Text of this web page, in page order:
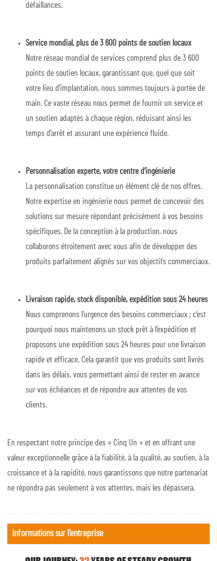
défaillances.
Service mondial, plus de 3 600 points de soutien locaux
Notre réseau mondial de services comprend plus de 3 600
points de soutien locaux, garantissant que, quel que soit
votre lieu d’implantation, nous sommes toujours à portée de
main. Ce vaste réseau nous permet de fournir un service et
un soutien adaptés à chaque région, réduisant ainsi les
temps d’arrêt et assurant une expérience fluide.
Personnalisation experte, votre centre d’ingénierie
La personnalisation constitue un élément clé de nos offres.
Notre expertise en ingénierie nous permet de concevoir des
solutions sur mesure répondant précisément à vos besoins
spécifiques. De la conception à la production, nous
collaborons étroitement avec vous afin de développer des
produits parfaitement alignés sur vos objectifs commerciaux.
Livraison rapide, stock disponible, expédition sous 24 heures
Nous comprenons l’urgence des besoins commerciaux ; c’est
pourquoi nous maintenons un stock prêt à l’expédition et
proposons une expédition sous 24 heures pour une livraison
rapide et efficace. Cela garantit que vos produits sont livrés
dans les délais, vous permettant ainsi de rester en avance
sur vos échéances et de répondre aux attentes de vos
clients.
En respectant notre principe des « Cinq Un » et en offrant une
valeur exceptionnelle grâce à la fiabilité, à la qualité, au soutien, à la
croissance et à la rapidité, nous garantissons que notre partenariat
ne répondra pas seulement à vos attentes, mais les dépassera.
Informations sur l'entreprise